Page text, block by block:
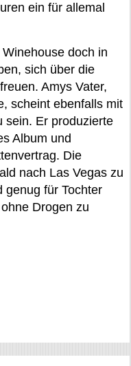
ein für allemal
doch in
sich über die
Amys Vater,
scheint ebenfalls mit
sein. Er produzierte
Album und
Die
nach Las Vegas zu
genug für Tochter
Drogen zu